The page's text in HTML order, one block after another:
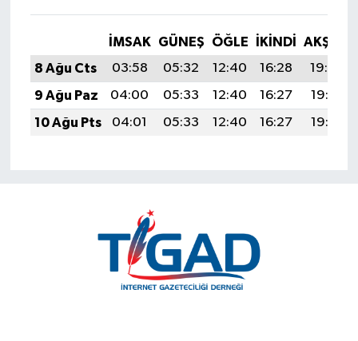
İMSAK GÜNEŞ ÖĞLE İKINDI
AKŞAM
8 Ağu Cts
03:58 05:32 12:40 16:28
19:39
9 Ağu Paz
04:00 05:33 12:40 16:27
19:38
10 Ağu Pts
04:01 05:33 12:40 16:27 19:36